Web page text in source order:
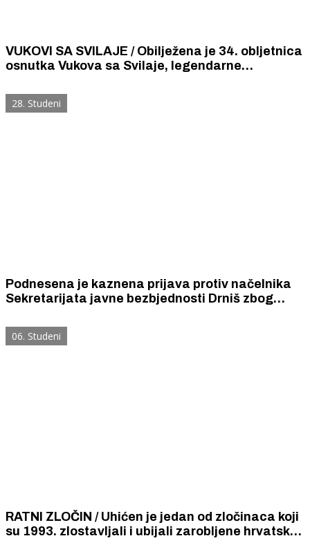
VUKOVI SA SVILAJE / Obilježena je 34. obljetnica
osnutka Vukova sa Svilaje, legendarne
28. Studeni
Podnesena je kaznena prijava protiv načelnika
Sekretarijata javne bezbjednosti Drniš zbog
počinjenih u okupiranom Drnišu tijekom 1994. i
1995. godine
06. Studeni
RATNI ZLOČIN / Uhićen je jedan od zločinaca koji
su 1993. zlostavljali i ubijali zarobljene hrvatske